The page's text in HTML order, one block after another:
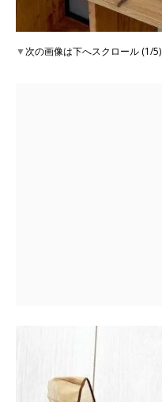
▼次の画像は下へスクロール (1/5)